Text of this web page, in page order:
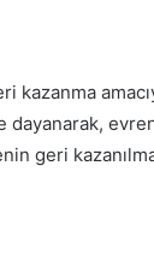
kazanma
dayanarak,
geri